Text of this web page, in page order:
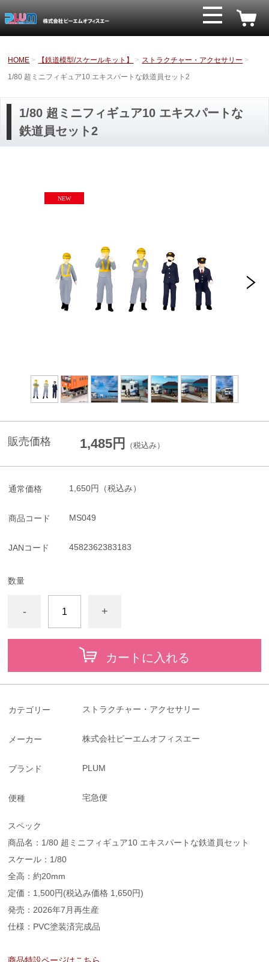
HOME 【鉄道模型/スケールキット】
ストラクチャー・アクセサリー
1/80 超ミニフィギュア10 エキスパートな鉄道員セット2
1/80 超ミニフィギュア10 エキスパートな
鉄道員セット2
販売価格 1,485円 （税込み）
通常価格 1,650円 （税込み）
商品コード MS049
JANコード 4582362383183
数量
- +
カートに入れる
カテゴリー ストラクチャー・アクセサリー
メーカー 株式会社ピーエムオフィスエー
ブランド PLUM
便種 宅急便
スペック
商品名：1/80 超ミニフィギュア10 エキスパートな鉄道員セット
スケール：1/80
全高：約20mm
定価：1,500円(税込み価格 1,650円)
発売：2026年7月再生産
仕様：PVC塗装済完成品
商品特設ページはこちら